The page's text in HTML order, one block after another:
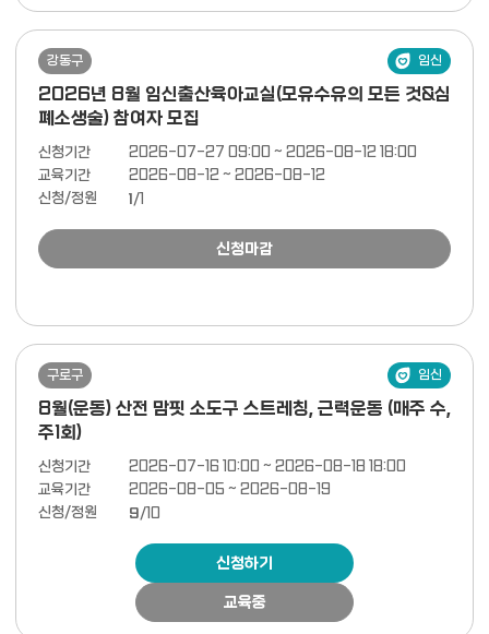
강동구 임신
2026년 8월 임신출산육아교실(모유수유의 모든 것&심
폐소생술) 참여자 모집
신청기간
2026-07-27 09:00 ~ 2026-08-12 18:00
교육기간
2026-08-12 ~ 2026-08-12
신청/정원
1 /1
신청마감
구로구 임신
8월(운동) 산전 맘핏 소도구 스트레칭, 근력운동 (매주 수,
주1회)
신청기간
2026-07-16 10:00 ~ 2026-08-18 18:00
교육기간
2026-08-05 ~ 2026-08-19
신청/정원
9/10
신청하기
교육중